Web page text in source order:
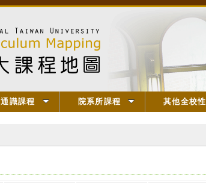
通識課程 院系所課程 其他全校